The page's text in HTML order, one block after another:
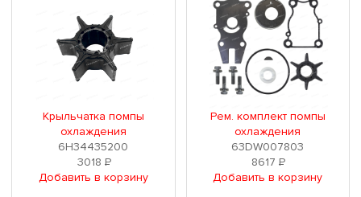
Крыльчатка помпы
охлаждения
6H34435200
3018 Р
Добавить в корзину
Рем. комплект помпы
охлаждения
63DW007803
8617Р
Добавить в корзину